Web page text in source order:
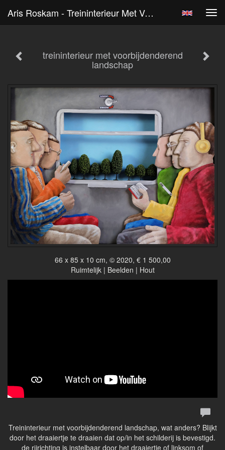
Aris Roskam - Treininterieur Met Voorbijdenderend Landschap
treininterieur met voorbijdenderend
landschap
66 x 85 x 10 cm, © 2020, € 1 500,00
Ruimtelijk | Beelden | Hout
Treininterieur met voorbijdenderend landschap, wat anders? Blijkt
door het draaiertje te draaien dat op/in het schilderij is bevestigd.
de rijrichting is instelbaar door het draaiertje of linksom of